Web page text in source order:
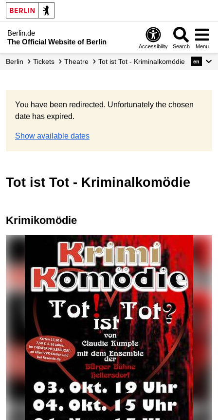
Berlin.de
The Official Website of Berlin
Accessibility Search Menu
Berlin Tickets Theatre Tot ist Tot - Kriminalkomödie en
You have been redirected. Unfortunately the chosen
date has expired.
Show available dates
Tot ist Tot - Kriminalkomödie
Krimikomödie